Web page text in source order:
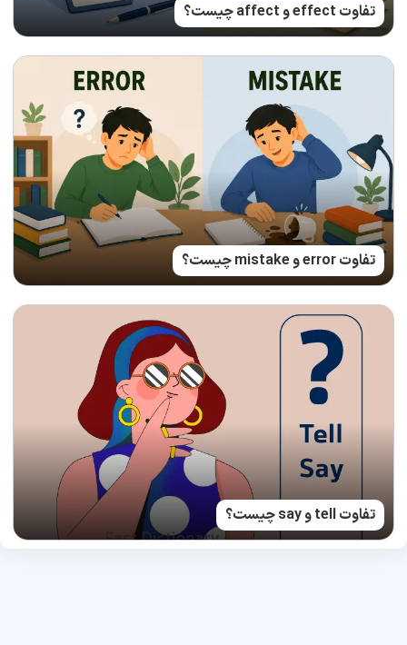
تفاوت effect و affect چیست؟
تفاوت error و mistake چیست؟
تفاوت tell و say چیست؟